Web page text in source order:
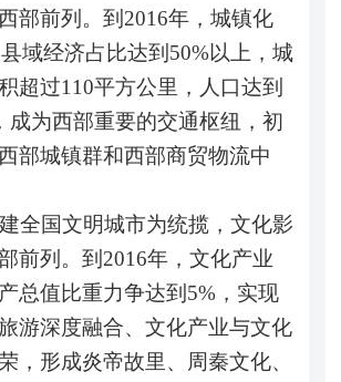
部前列。到2016年，城镇化
域经济占比达到50%以上，城
超过110平方公里，人口达到
成为西部重要的交通枢纽，初
部城镇群和西部商贸物流中
国文明城市为统揽，文化影
前列。到2016年，文化产业
总值比重力争达到5%，实现
游深度融合、文化产业与文化
，形成炎帝故里、周秦文化、